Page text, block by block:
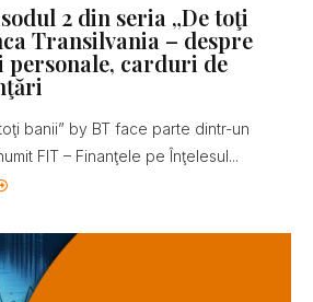
2 din seria „De toţi
Transilvania – despre
personale, carduri de
banii” by BT face parte dintr-un
FIT – Finanţele pe Înţelesul...